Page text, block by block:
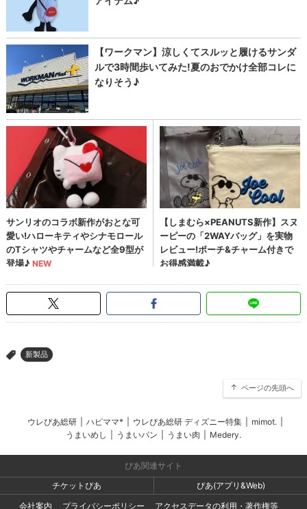
> 新製品
ページの先頭へ
ウレぴあ総研 ハピママ* ウレぴあ総研 ディズニー特集 mimot.
うまいめし
うまいパン うまい肉 Medery.
ぴあ関連サイト
チケットぴあ
ぴあ(アプリ&Web)
会社案内
プライバシーポリシー アクセスデータの利用・著作権等